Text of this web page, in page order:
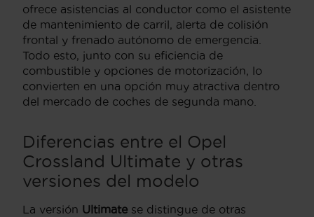
ofrece asistencias al conductor como el asistente
de mantenimiento de carril, alerta de colisión
frontal y frenado autónomo de emergencia.
Todo esto, junto con su eficiencia de
combustible y opciones de motorización, lo
convierten en una opción muy atractiva dentro
del mercado de coches de segunda mano.
Diferencias entre el Opel
Crossland Ultimate y otras
versiones del modelo
La versión Ultimate se distingue de otras